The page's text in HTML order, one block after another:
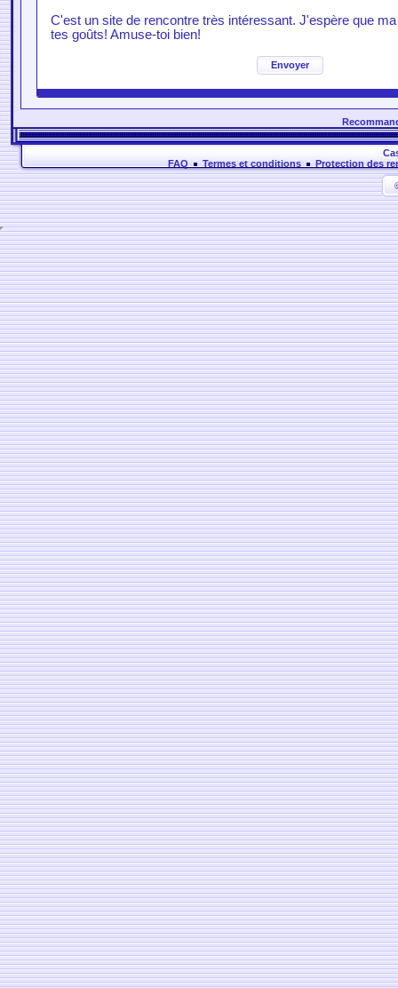
C'est un site de rencontre très intéressant. J'espère que
tes goûts! Amuse-toi bien!
Envoyer
FAQ
Termes et conditions Protection des